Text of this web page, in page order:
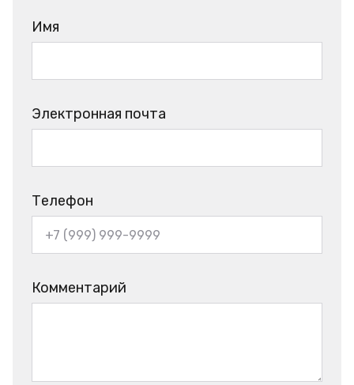
Имя
Электронная почта
Телефон
Комментарий